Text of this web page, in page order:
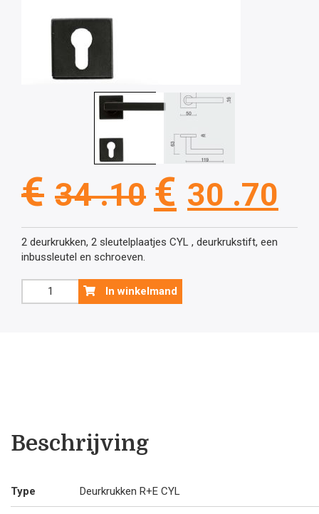
€ 34 .10
prijs
was:
€ 30 .70
2 deurkrukken, 2 sleutelplaatjes CYL , deurkrukstift, een
inbussleutel en schroeven.
Zwarte
deurklink
In winkelmand
Beschrijving
Type Deurkrukken R+E CYL